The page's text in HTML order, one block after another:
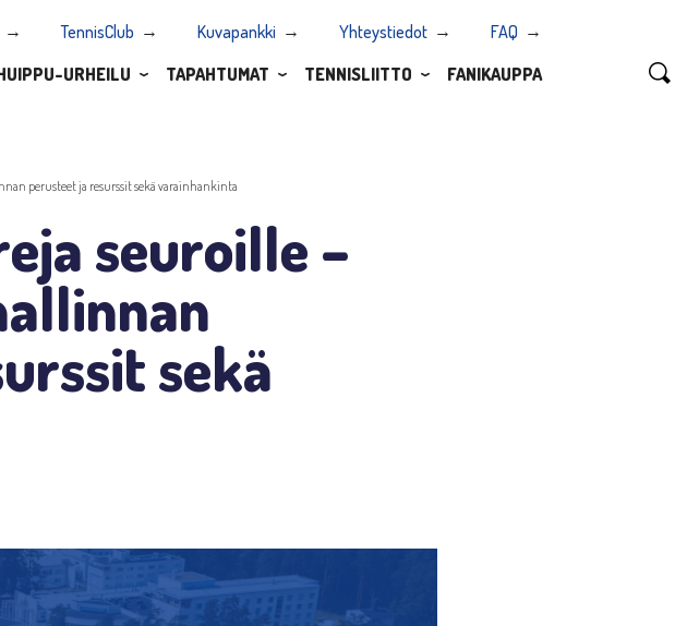
TennisClub Kuvapankki Yhteystiedot
FAQ
URHEILU TAPAHTUMAT TENNISLIITTO FANIKAUPPA
perusteet ja resurssit sekä varainhankinta
seuroille –
sekä